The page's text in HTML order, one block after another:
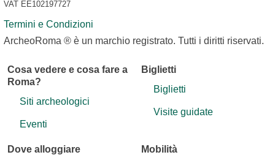
VAT EE102197727
Termini e Condizioni
ArcheoRoma ® è un marchio registrato. Tutti i diritti riservati.
Cosa vedere e cosa fare a
Roma?
Siti archeologici
Eventi
Biglietti
Biglietti
Visite guidate
Dove alloggiare
Mobilità